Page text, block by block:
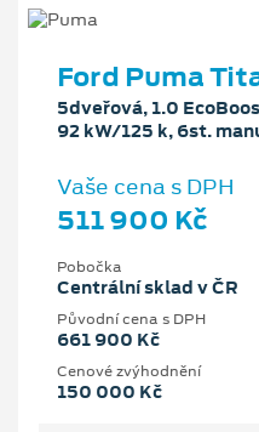
Ford Puma
5dveřová, 1.0
92 kW/125 k, 6st.
Vaše cena s DPH
511 900 Kč
Pobočka
Centrální sklad v ČR
Původní cena s DPH
661 900 Kč
Cenové zvýhodnění
150 000 Kč